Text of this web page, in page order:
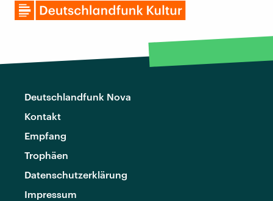
Deutschlandfunk Nova
Kontakt
Empfang
Trophäen
Datenschutzerklärung
Impressum